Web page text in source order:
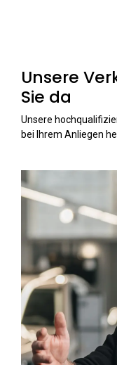
Unsere
Sie da
Unsere
bei Ihrem Anliegen